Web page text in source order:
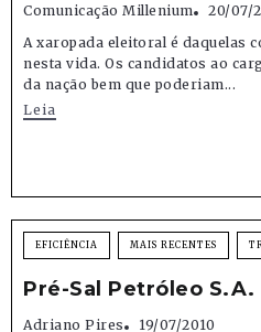
Comunicação Millenium
20/07/
A xaropada eleitoral é daquelas
nesta vida. Os candidatos ao
da nação bem que poderiam...
Leia
EFICIÊNCIA MAIS RECENTES
Pré-Sal Petróleo S.A.
Adriano Pires
19/07/2010